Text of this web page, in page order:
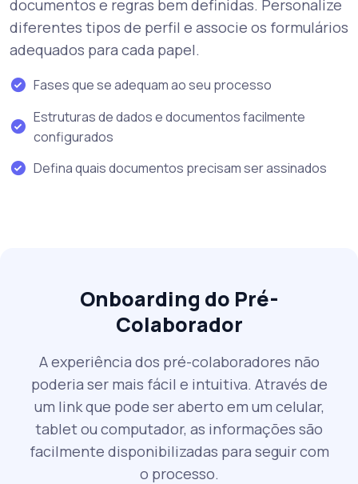
documentos e regras bem definidas. Personalize
diferentes tipos de perfil e associe os formulários
adequados para cada papel.
Fases que se adequam ao seu processo
Estruturas de dados e documentos facilmente
configurados
Defina quais documentos precisam ser assinados
Onboarding do Pré-
Colaborador
A experiência dos pré-colaboradores não
poderia ser mais fácil e intuitiva. Através de
um link que pode ser aberto em um celular,
tablet ou computador, as informações são
facilmente disponibilizadas para seguir com
o processo.